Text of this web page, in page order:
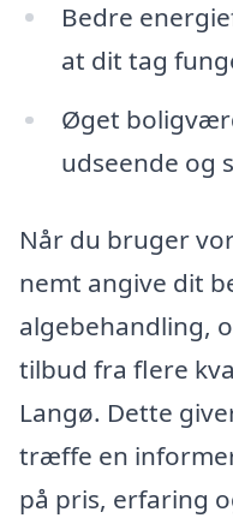
Bedre
at dit tag
Øget
udseende og
Når du bruger
nemt angive dit
algebehandling,
tilbud fra flere
Langø. Dette
træffe en
på pris, erfaring